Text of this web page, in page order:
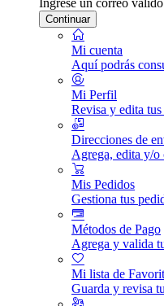
Continuar
Mi cuenta
Aquí podrás
Mi Perfil
Revisa y edita tus
Direcciones de
Agrega, edita y/
Mis Pedidos
Gestiona tus
Métodos de Pago
Agrega y valida
Mi lista de
Guarda y revisa